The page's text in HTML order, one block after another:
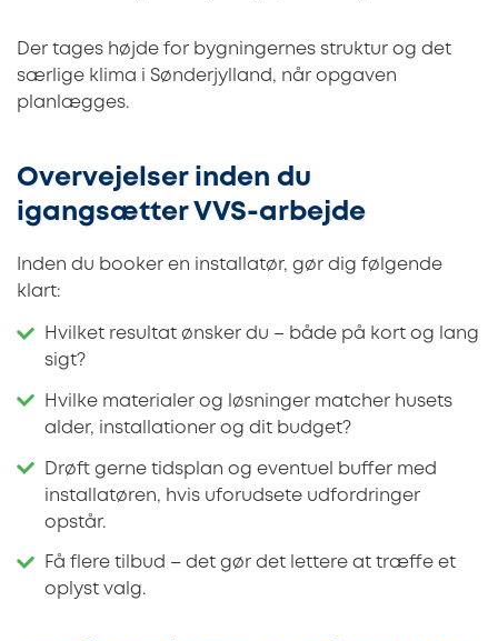
Der tages højde for bygningernes struktur og det
særlige klima i Sønderjylland, når opgaven
planlægges.
Overvejelser inden du
igangsætter VVS-arbejde
Inden du booker en installatør, gør dig følgende
klart:
Hvilket resultat ønsker du – både på kort og lang
sigt?
Hvilke materialer og løsninger matcher husets
alder, installationer og dit budget?
Drøft gerne tidsplan og eventuel buffer med
installatøren, hvis uforudsete udfordringer
opstår.
Få flere tilbud – det gør det lettere at træffe et
oplyst valg.